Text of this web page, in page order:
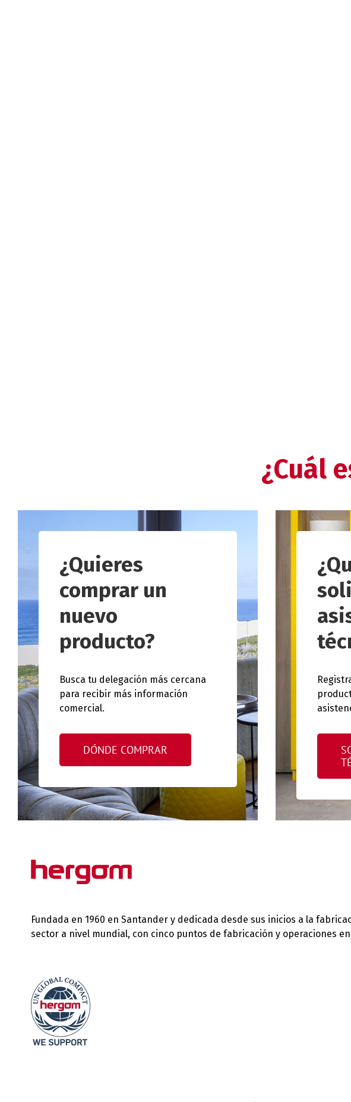
¿Cuál
¿Quieres
comprar un
nuevo
producto?
Busca tu delegación más cercana
para recibir más información
comercial.
DÓNDE COMPRAR
Fundada en 1960 en Santander y dedicada desde sus inicios a la
sector a nivel mundial, con cinco puntos de fabricación y operaciones